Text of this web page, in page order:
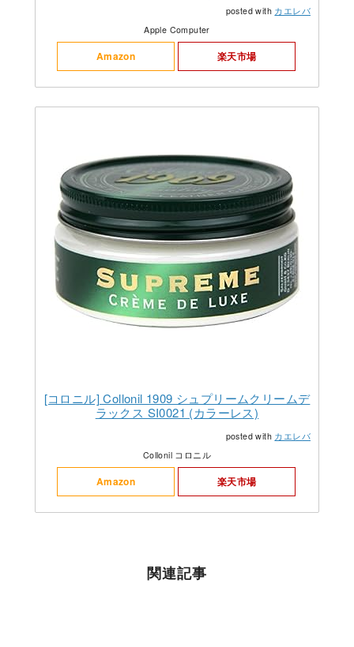
posted with カエレバ
Apple Computer
Amazon 楽天市場
[コロニル] Collonil 1909 シュプリームクリームデ
ラックス SI0021 (カラーレス)
posted with カエレバ
Collonil コロニル
Amazon 楽天市場
関連記事